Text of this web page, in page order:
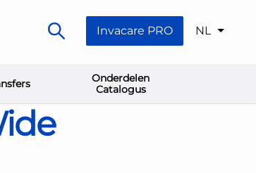
Onderdelen
Catalogus
NL
Invacare PRO